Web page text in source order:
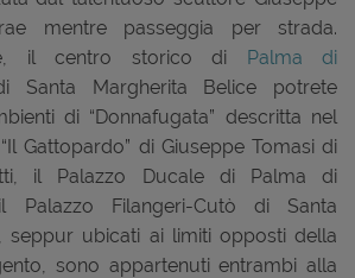
mentre passeggia per strada.
il centro storico di Palma di
Santa Margherita Belice potrete
di “Donnafugata” descritta nel
Gattopardo” di Giuseppe Tomasi di
il Palazzo Ducale di Palma di
Palazzo Filangeri-Cutò di Santa
seppur ubicati ai limiti opposti della
sono appartenuti entrambi alla